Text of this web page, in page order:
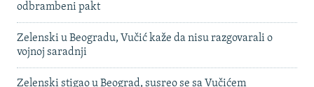
odbrambeni pakt
Zelenski u Beogradu, Vučić kaže da nisu razgovarali o
vojnoj saradnji
Zelenski stigao u Beograd, susreo se sa Vučićem